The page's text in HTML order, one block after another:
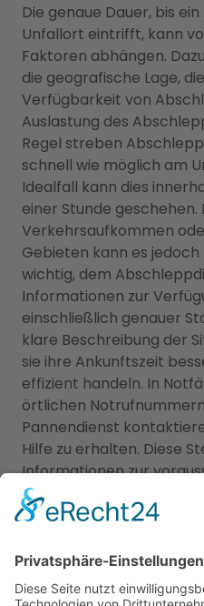
Die genaue Dauer, bis
Unfallort eintrifft, kann
Faktoren abhängen.
die geografische Lage,
Verfügbarkeit von
Auslastung des
Regel streben
schnell wie möglich am
Idealfall kann dies
einer Stunde geschehen.
Verkehrsaufkommen
Gebieten kann es jedoch
wichtig, dem
Informationen zur
einschließlich genauer
klare Beschreibung der
sie ihre Ankunftszeit
effizient handeln. In
örtlichen
Pannendienst
Hilfe zu erhalten. Diese
Informationen zur
des Abschleppdienstes
Ein
Ihre Mobilität